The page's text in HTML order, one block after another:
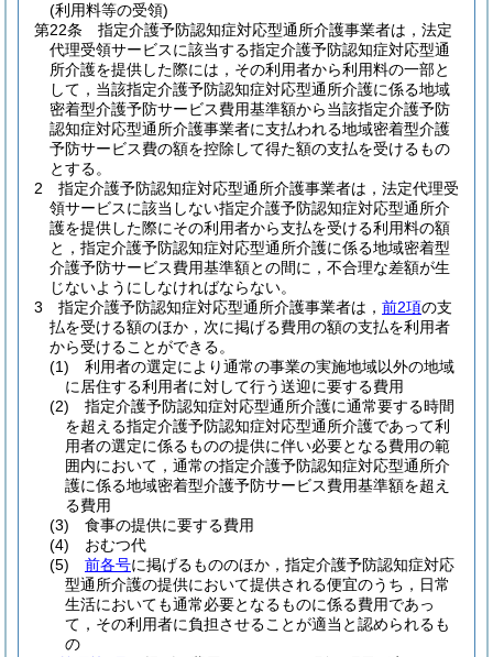
(利用料等の受領)
第22条
指定介護予防認知症対応型通所介護事業者は，法定
代理受領サービスに該当する指定介護予防認知症対応型通
所介護を提供した際には，その利用者から利用料の一部と
して，当該指定介護予防認知症対応型通所介護に係る地域
密着型介護予防サービス費用基準額から当該指定介護予防
認知症対応型通所介護事業者に支払われる地域密着型介護
予防サービス費の額を控除して得た額の支払を受けるもの
とする。
2
指定介護予防認知症対応型通所介護事業者は，法定代理受
領サービスに該当しない指定介護予防認知症対応型通所介
護を提供した際にその利用者から支払を受ける利用料の額
と，指定介護予防認知症対応型通所介護に係る地域密着型
介護予防サービス費用基準額との間に，不合理な差額が生
じないようにしなければならない。
3
指定介護予防認知症対応型通所介護事業者は， 前2項の支
払を受ける額のほか，次に掲げる費用の額の支払を利用者
から受けることができる。
(1)
利用者の選定により通常の事業の実施地域以外の地域
に居住する利用者に対して行う送迎に要する費用
(2)
指定介護予防認知症対応型通所介護に通常要する時間
を超える指定介護予防認知症対応型通所介護であって利
用者の選定に係るものの提供に伴い必要となる費用の範
囲内において，通常の指定介護予防認知症対応型通所介
護に係る地域密着型介護予防サービス費用基準額を超え
る費用
(3)
食事の提供に要する費用
(4)
おむつ代
(5)
前各号に掲げるもののほか，指定介護予防認知症対応
型通所介護の提供において提供される便宜のうち，日常
生活においても通常必要となるものに係る費用であっ
て，その利用者に負担させることが適当と認められるも
の